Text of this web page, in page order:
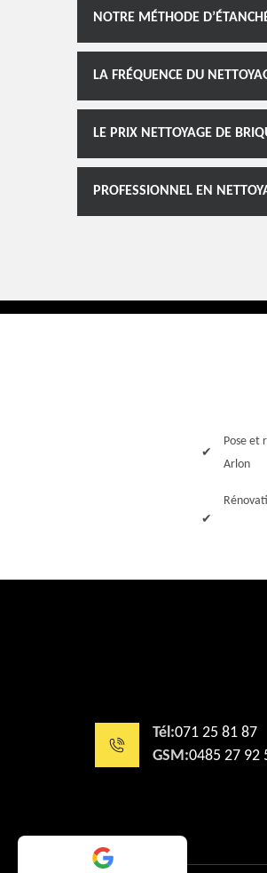
NOTRE MÉTHODE
LA FRÉQUENCE DU
LE PRIX NETTOYAGE DE
PROFESSIONNEL EN
Pose et
Arlon
Tél:071 25 81 87
GSM:0485 27 92